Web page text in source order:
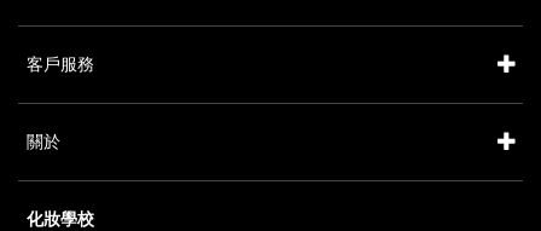
客戶服務
關於
化妝學校